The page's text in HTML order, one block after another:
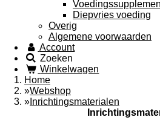
Diepvries voeding
Overig
Algemene voorwaarden
Account
Zoeken
Winkelwagen
Home
»Webshop
» Inrichtingsmaterialen